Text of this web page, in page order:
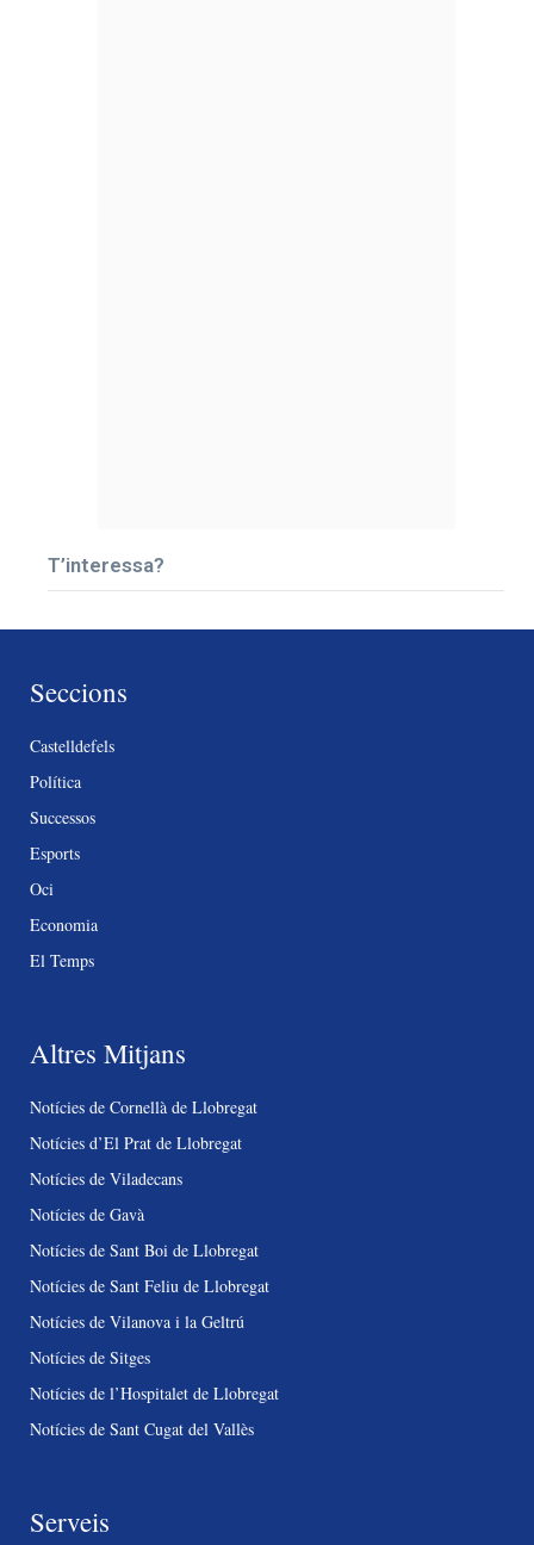
T’interessa?
Seccions
Castelldefels
Política
Successos
Esports
Oci
Economia
El Temps
Altres Mitjans
Notícies de Cornellà de Llobregat
Notícies d’El Prat de Llobregat
Notícies de Viladecans
Notícies de Gavà
Notícies de Sant Boi de Llobregat
Notícies de Sant Feliu de Llobregat
Notícies de Vilanova i la Geltrú
Notícies de Sitges
Notícies de l’Hospitalet de Llobregat
Notícies de Sant Cugat del Vallès
Serveis